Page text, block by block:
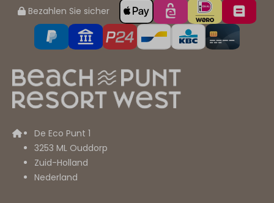
Bezahlen Sie sicher
De Eco Punt 1
3253 ML Ouddorp
Zuid-Holland
Nederland